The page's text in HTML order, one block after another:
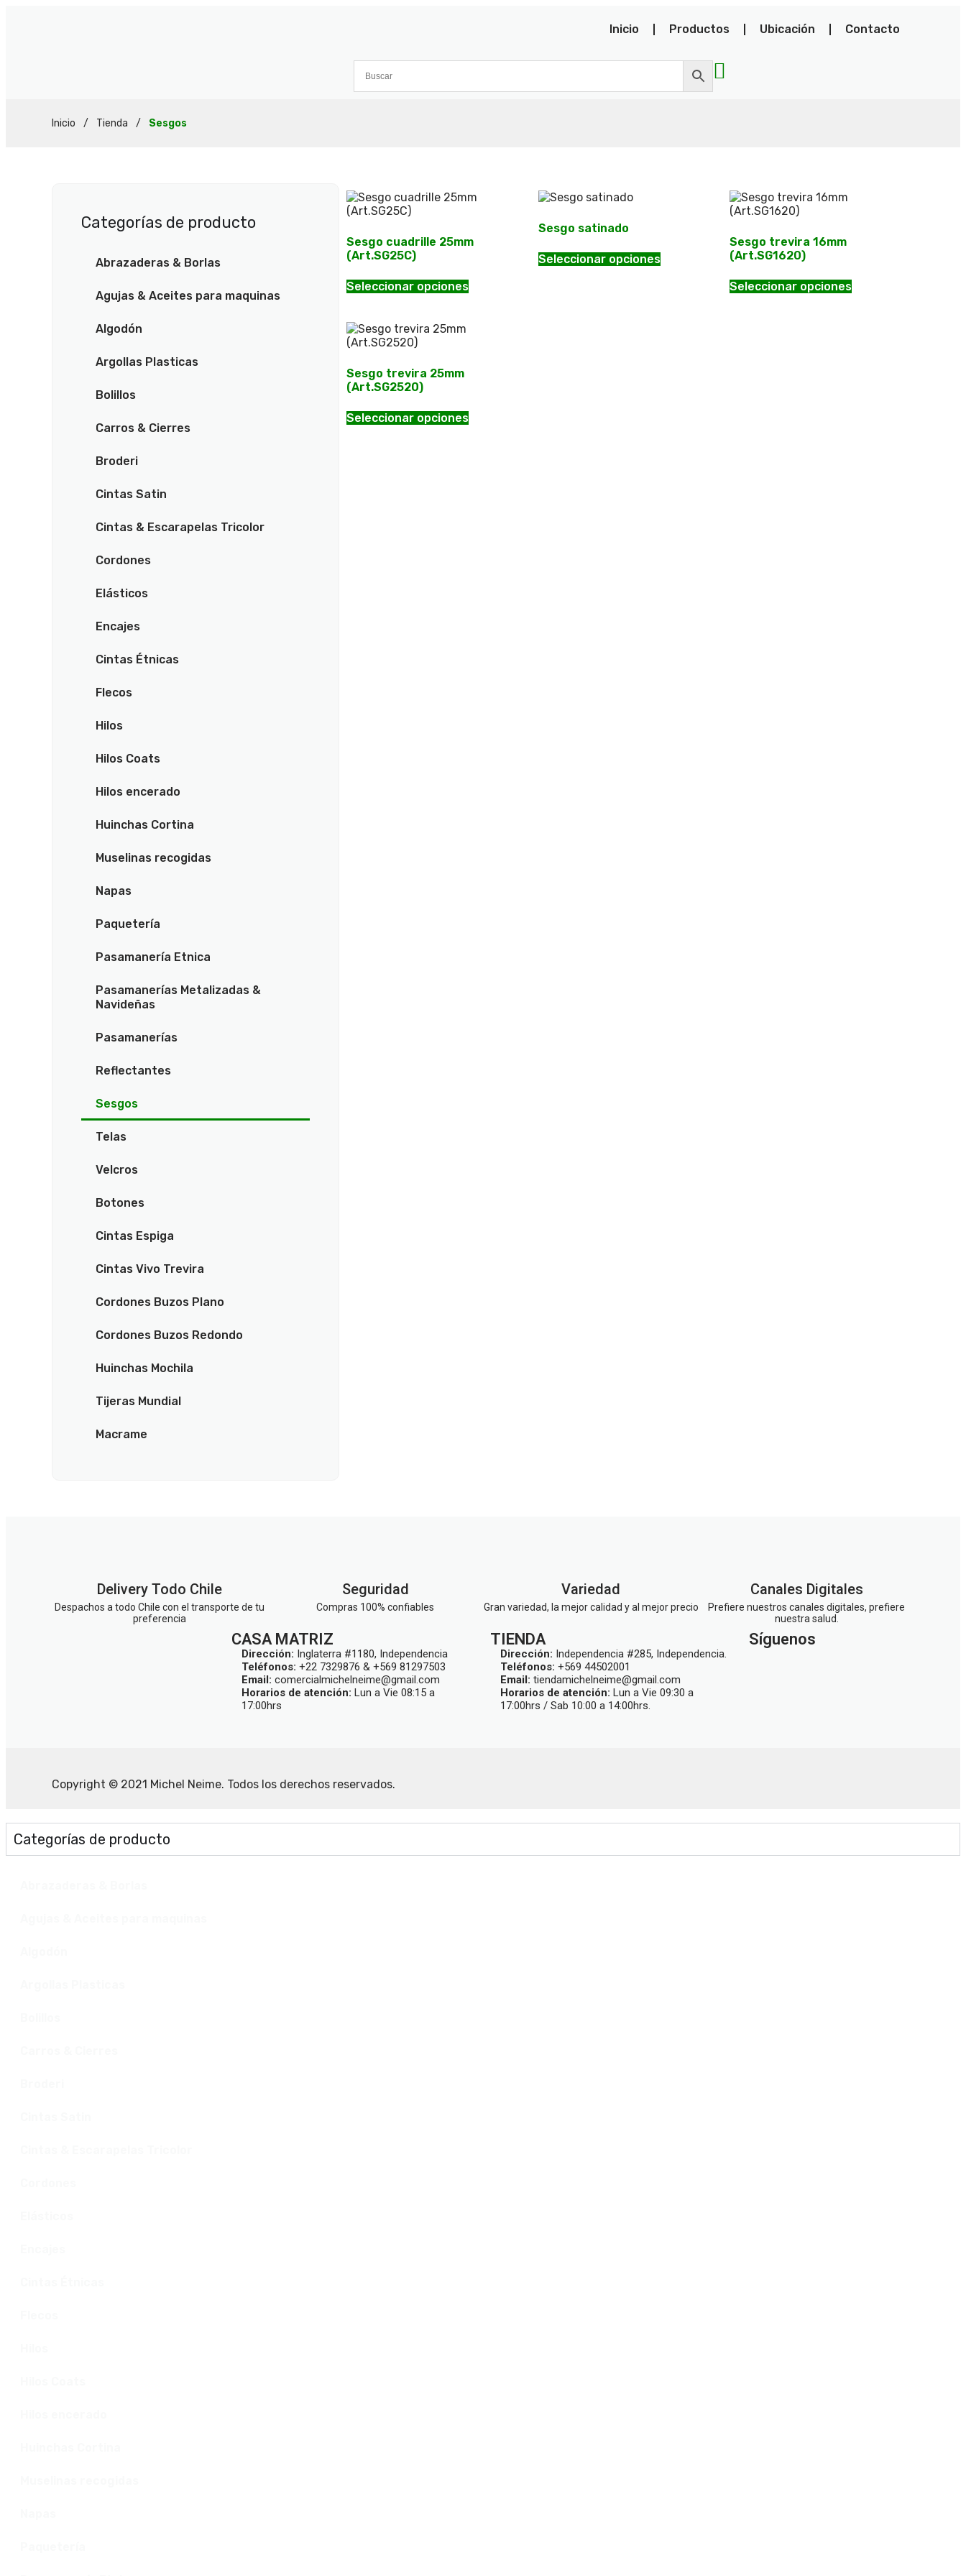
Inicio Productos Ubicación Contacto
Inicio / Tienda / Sesgos
Categorías de producto
Abrazaderas & Borlas
Agujas & Aceites para maquinas
Algodón
Argollas Plasticas
Bolillos
Carros & Cierres
Broderi
Cintas Satin
Cintas & Escarapelas Tricolor
Cordones
Elásticos
Encajes
Cintas Étnicas
Flecos
Hilos
Hilos Coats
Hilos encerado
Huinchas Cortina
Muselinas recogidas
Napas
Paquetería
Pasamanería Etnica
Pasamanerías Metalizadas &
Navideñas
Pasamanerías
Reflectantes
Sesgos
Telas
Velcros
Botones
Cintas Espiga
Cintas Vivo Trevira
Cordones Buzos Plano
Cordones Buzos Redondo
Huinchas Mochila
Tijeras Mundial
Macrame
Sesgo cuadrille 25mm
(Art.SG25C)
Seleccionar opciones
Sesgo satinado
Seleccionar opciones
Sesgo trevira 16mm
(Art.SG1620)
Seleccionar opciones
Sesgo trevira 25mm
(Art.SG2520)
Seleccionar opciones
Delivery Todo Chile
Despachos a todo Chile con el transporte de tu
preferencia
Seguridad
Compras 100% confiables
Variedad
Gran variedad, la mejor calidad y al mejor precio
Canales Digitales
Prefiere nuestros canales digitales, prefiere
nuestra salud.
CASA MATRIZ
Dirección: Inglaterra #1180, Independencia
Teléfonos: +22 7329876 & +569 81297503
Email: comercialmichelneime@gmail.com
Horarios de atención: Lun a Vie 08:15 a
17:00hrs
TIENDA
Dirección: Independencia #285, Independencia.
Teléfonos: +569 44502001
Email: tiendamichelneime@gmail.com
Horarios de atención: Lun a Vie 09:30 a
17:00hrs / Sab 10:00 a 14:00hrs.
Síguenos
Copyright © 2021 Michel Neime. Todos los derechos reservados.
Categorías de producto